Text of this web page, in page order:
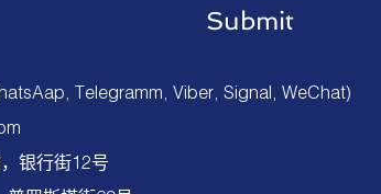
Telegramm, Viber, Signal, WeChat)
银行街12号